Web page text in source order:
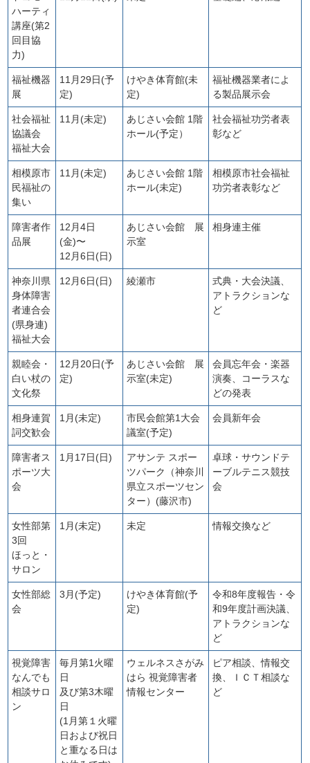
ハーティ
講座(第2
回目協
力)
福祉機器
展
11月29日(予
定)
けやき体育館(未
定)
福祉機器業者によ
る製品展示会
社会福祉
協議会
福祉大会
11月(未定)
あじさい会館 1階
ホール(予定）
社会福祉功労者表
彰など
相模原市
民福祉の
集い
11月(未定)
あじさい会館 1階
ホール(未定)
相模原市社会福祉
功労者表彰など
障害者作
品展
12月4日
(金)〜
12月6日(日)
あじさい会館 展
示室
相身連主催
神奈川県
身体障害
者連合会
(県身連)
福祉大会
12月6日(日) 綾瀬市
式典・大会決議、
アトラクションな
ど
親睦会・
白い杖の
文化祭
12月20日(予
定)
あじさい会館 展
示室(未定)
会員忘年会・楽器
演奏、コーラスな
どの発表
相身連賀
詞交歓会
1月(未定)
市民会館第1大会
議室(予定)
会員新年会
障害者ス
ポーツ大
会
1月17日(日)
アサンテ スポー
ツパーク（神奈川
県立スポーツセン
ター）(藤沢市)
卓球・サウンドテ
ーブルテニス競技
会
女性部第
3回
ほっと・
サロン
1月(未定) 未定 情報交換など
女性部総
会
3月(予定)
けやき体育館(予
定)
令和8年度報告・令
和9年度計画決議、
アトラクションな
ど
視覚障害
なんでも
相談サロ
ン
毎月第1火曜
日
及び第3木曜
日
(1月第１火曜
日および祝日
と重なる日は
ウェルネスさがみ
はら 視覚障害者
情報センター
ピア相談、情報交
換、ＩＣＴ相談な
ど